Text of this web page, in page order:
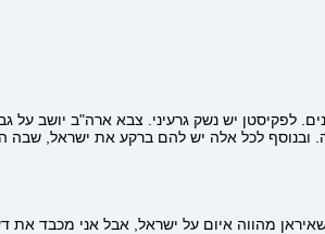
לפקיסטן יש נשק גרעיני. צבא ארה"ב יושב על
לכל אלה יש להם ברקע את ישראל, שבה
מהווה איום על ישראל, אבל אני מכבד